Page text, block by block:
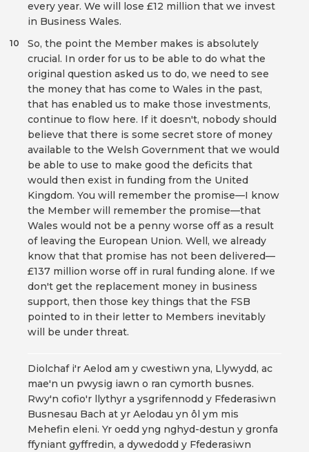
every year. We will lose £12 million that we invest
in Business Wales.
So, the point the Member makes is absolutely
crucial. In order for us to be able to do what the
original question asked us to do, we need to see
the money that has come to Wales in the past,
that has enabled us to make those investments,
continue to flow here. If it doesn't, nobody should
believe that there is some secret store of money
available to the Welsh Government that we would
be able to use to make good the deficits that
would then exist in funding from the United
Kingdom. You will remember the promise—I know
the Member will remember the promise—that
Wales would not be a penny worse off as a result
of leaving the European Union. Well, we already
know that that promise has not been delivered—
£137 million worse off in rural funding alone. If we
don't get the replacement money in business
support, then those key things that the FSB
pointed to in their letter to Members inevitably
will be under threat.
10
Diolchaf i'r Aelod am y cwestiwn yna, Llywydd, ac
mae'n un pwysig iawn o ran cymorth busnes.
Rwy'n cofio'r llythyr a ysgrifennodd y Ffederasiwn
Busnesau Bach at yr Aelodau yn ôl ym mis
Mehefin eleni. Yr oedd yng nghyd-destun y gronfa
ffyniant gyffredin, a dywedodd y Ffederasiwn